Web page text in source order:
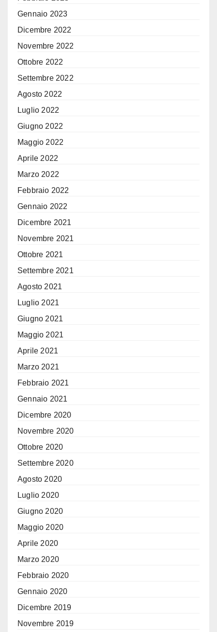
Gennaio 2023
Dicembre 2022
Novembre 2022
Ottobre 2022
Settembre 2022
Agosto 2022
Luglio 2022
Giugno 2022
Maggio 2022
Aprile 2022
Marzo 2022
Febbraio 2022
Gennaio 2022
Dicembre 2021
Novembre 2021
Ottobre 2021
Settembre 2021
Agosto 2021
Luglio 2021
Giugno 2021
Maggio 2021
Aprile 2021
Marzo 2021
Febbraio 2021
Gennaio 2021
Dicembre 2020
Novembre 2020
Ottobre 2020
Settembre 2020
Agosto 2020
Luglio 2020
Giugno 2020
Maggio 2020
Aprile 2020
Marzo 2020
Febbraio 2020
Gennaio 2020
Dicembre 2019
Novembre 2019